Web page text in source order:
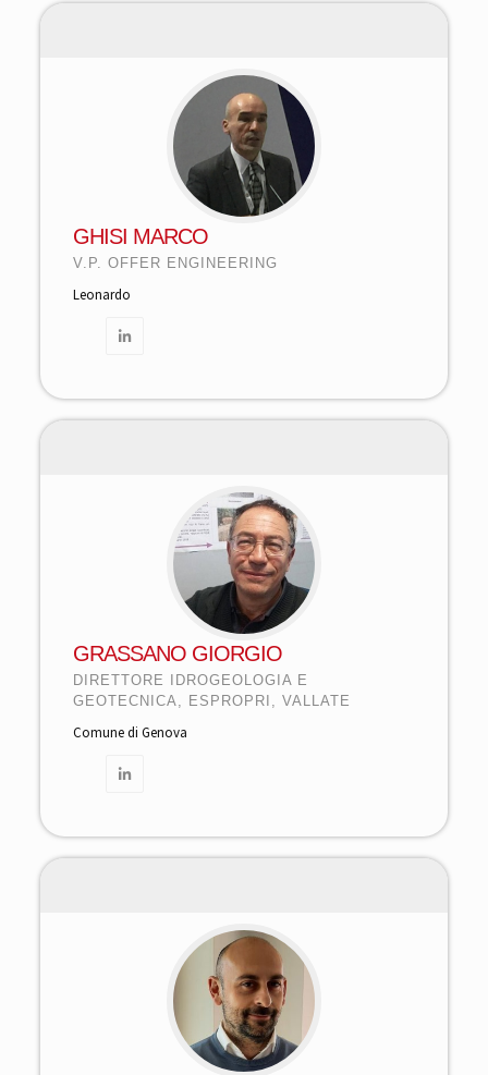
GHISI MARCO
V.P. OFFER ENGINEERING
Leonardo
GRASSANO GIORGIO
DIRETTORE IDROGEOLOGIA E
GEOTECNICA, ESPROPRI, VALLATE
Comune di Genova